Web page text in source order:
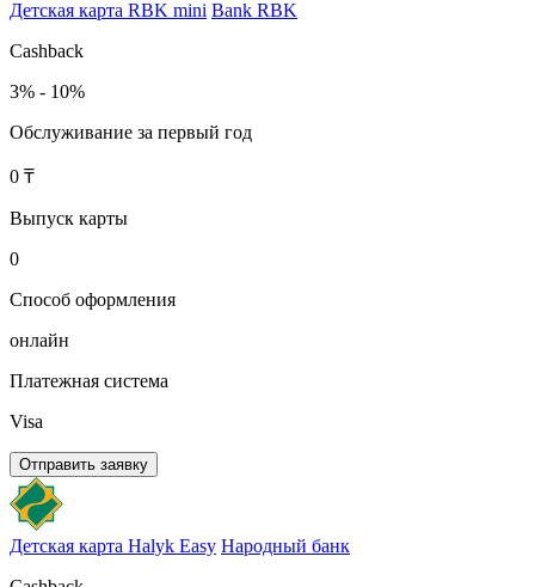
Детская карта RBK mini Bank RBK
Cashback
3% - 10%
Обслуживание за первый год
0 ₸
Выпуск карты
0
Способ оформления
онлайн
Платежная система
Visa
Отправить заявку
Детская карта Halyk Easy Народный банк